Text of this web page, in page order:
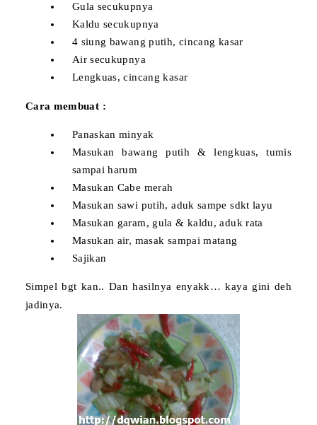
Gula secukupnya
Kaldu secukupnya
4 siung bawang putih, cincang kasar
Air secukupnya
Lengkuas, cincang kasar
Cara membuat :
Panaskan minyak
Masukan bawang putih & lengkuas, tumis
sampai harum
Masukan Cabe merah
Masukan sawi putih, aduk sampe sdkt layu
Masukan garam, gula & kaldu, aduk rata
Masukan air, masak sampai matang
Sajikan
Simpel bgt kan.. Dan hasilnya enyakk… kaya gini deh
jadinya.